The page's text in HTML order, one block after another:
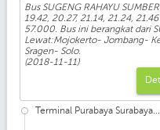
Bus SUGENG RAHAYU
19.42, 20.27, 21.14, 21.24,
57.000. Bus ini berangkat dari
Lewat:Mojokerto- Jombang-
Sragen- Solo.
(2018-11-11)
Terminal Purabaya Surabaya...